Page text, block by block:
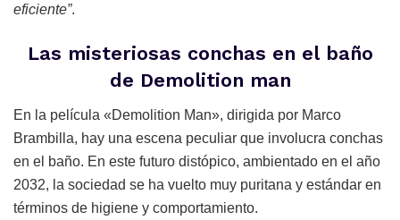
eficiente”.
Las misteriosas conchas en el baño
de Demolition man
En la película «Demolition Man», dirigida por Marco
Brambilla, hay una escena peculiar que involucra conchas
en el baño. En este futuro distópico, ambientado en el año
2032, la sociedad se ha vuelto muy puritana y estándar en
términos de higiene y comportamiento.